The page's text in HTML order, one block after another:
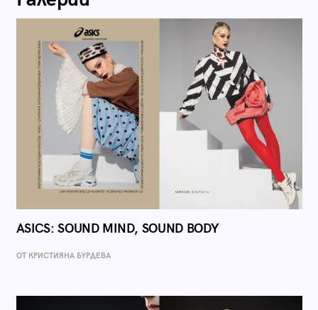
ASICS: SOUND MIND, SOUND BODY
ОТ КРИСТИЯНА БУРДЕВА